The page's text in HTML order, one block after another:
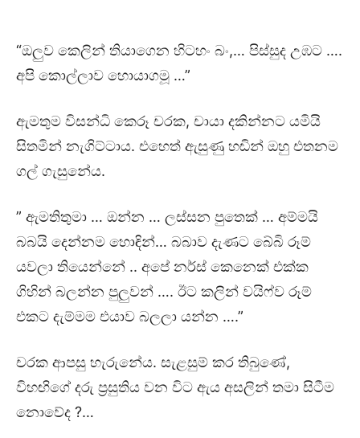
“ඔලුව කෙලින් තියාගෙන හිටහං බං,… පිස්සුද උඹට ….
අපි කොල්ලාව හොයාගමූ …”
ඇමතුම විසන්ධි කෙරූ චරක, චායා දකින්නට යමියි
සිතමින් නැගිට්ටාය. එහෙත් ඇසුණු හඬින් ඔහු එතනම
ගල් ගැසුනේය.
” ඇමතිතුමා … ඔන්න … ලස්සන පුතෙක් … අම්මයි
බබයි දෙන්නම හොඳින්… බබාව දැණට බේබි රූම්
යවලා තියෙන්නේ .. අපේ නර්ස් කෙනෙක් එක්ක
ගිහින් බලන්න පුලුවන් …. ඊට කලින් වයිෆ්ව රූම්
එකට දැම්මම එයාව බලලා යන්න ….”
චරක ආපසු හැරුනේය. සැළසුම් කර තිබුණේ,
විහඟිගේ දරු ප්‍රසුතිය වන විට ඇය අසලින් තමා සිටීම
නොවේද ?…